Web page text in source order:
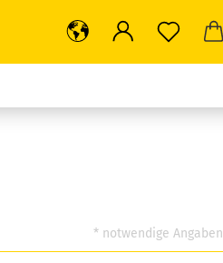
* notwendige Angaben